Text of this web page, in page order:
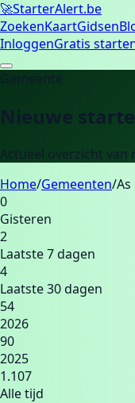
🚀StarterAlert.be
ZoekenKaartGidsen
InloggenGratis
Gemeente
Nieuwe
Actueel overzicht van
Home/Gemeenten/As
0
Gisteren
2
Laatste 7 dagen
4
Laatste 30 dagen
54
2026
90
2025
1.107
Alle tijd